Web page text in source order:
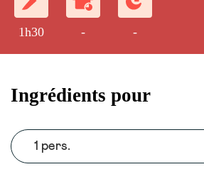
1h30 - -
Ingrédients pour
1 pers.